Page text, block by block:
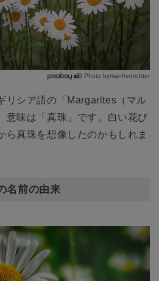
Photo bymanfredrichter
リシア語の「Margarites（マル
意味は「真珠」です。白い花び
ら真珠を想像したのかもしれま
名前の由来